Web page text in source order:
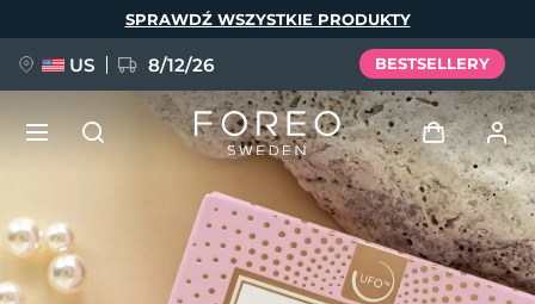
SPRAWDŹ WSZYSTKIE PRODUKTY
US 8/12/26 BESTSELLERY
Zaloguj
Profil użytkownika
NOWOŚĆ
BREAKING NEWS
Język